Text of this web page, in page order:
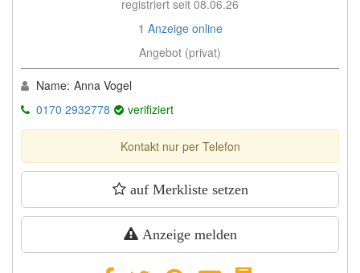
registriert seit 08.06.26
1 Anzeige online
Angebot (privat)
Name: Anna Vogel
0170 2932778
verifiziert
Kontakt nur per Telefon
auf Merkliste setzen
Anzeige melden